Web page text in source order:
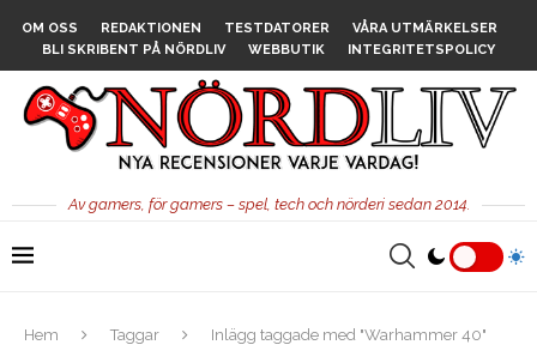
OM OSS REDAKTIONEN TESTDATORER
VÅRA UTMÄRKELSER
BLI SKRIBENT PÅ NÖRDLIV
WEBBUTIK INTEGRITETSPOLICY
Av gamers, för gamers – spel, tech och nörderi sedan 2014.
Hem Taggar Inlägg taggade med "Warhammer 40"